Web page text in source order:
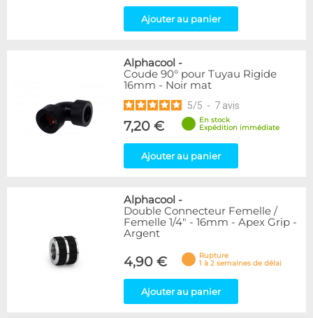
Ajouter au panier
Alphacool -
Coude 90° pour Tuyau Rigide
16mm - Noir mat
5/5 - 7 avis
7,20 €
En stock
Expédition immédiate
Ajouter au panier
Alphacool -
Double Connecteur Femelle /
Femelle 1/4" - 16mm - Apex Grip -
Argent
4,90 €
Rupture
1 à 2 semaines de délai
Ajouter au panier